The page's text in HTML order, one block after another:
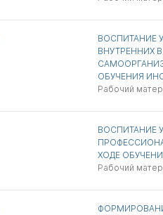
ВОСПИТАНИЕ
ВНУТРЕННИХ
ОБУЧЕНИЯ
Рабочий
ВОСПИТАНИЕ
ХОДЕ
Рабочий